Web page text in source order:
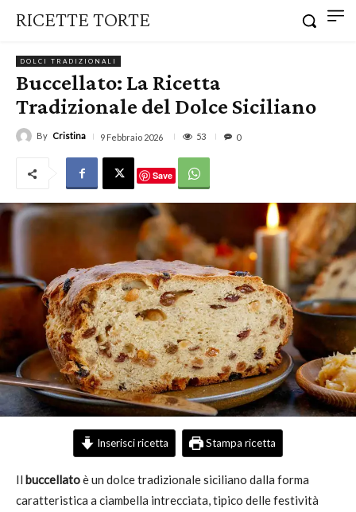
RICETTE TORTE
DOLCI TRADIZIONALI
Buccellato: La Ricetta
Tradizionale del Dolce Siciliano
By Cristina 9 Febbraio 2026 53 0
Save
Inserisci ricetta Stampa ricetta
Il buccellatoè un dolce tradizionale siciliano dalla forma
caratteristica a ciambella intrecciata, tipico delle festività